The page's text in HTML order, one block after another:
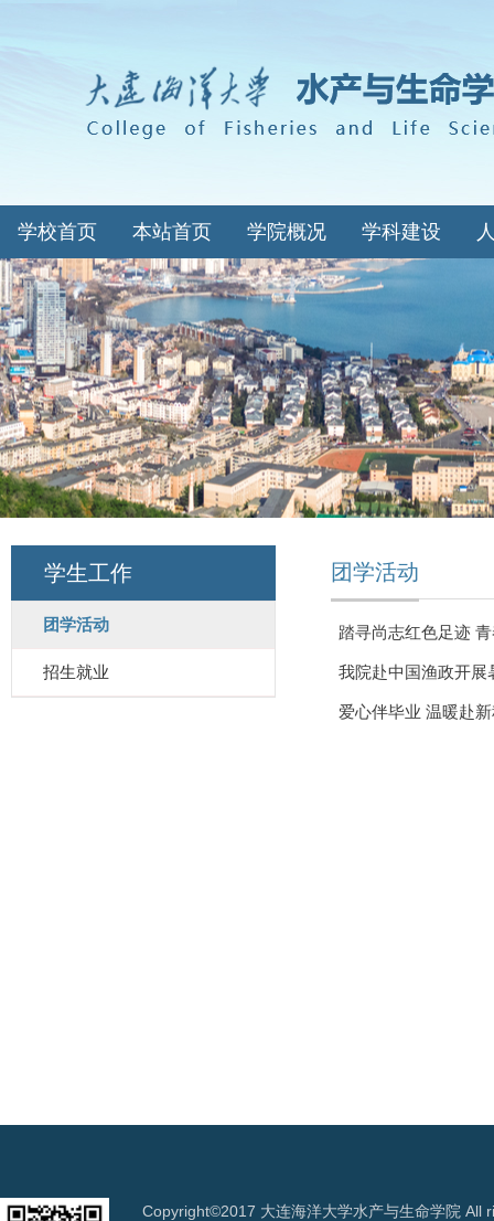
学校首页 本站首页 学院概况 学科建设
学生工作
团学活动
招生就业
团学活动
踏寻尚志红色足迹
我院赴中国渔政开展
爱心伴毕业 温暖赴
Copyright©2017 大连海洋大学水产与生命学院 All